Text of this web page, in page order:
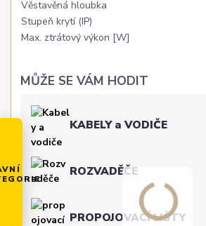
Věstavěná hloubka
Stupeň krytí (IP)
Max. ztrátový výkon [W]
MŮŽE SE VÁM HODIT
KABELY a VODIČE
ROZVADĚČE
PROPOJOVACÍ LIŠTY